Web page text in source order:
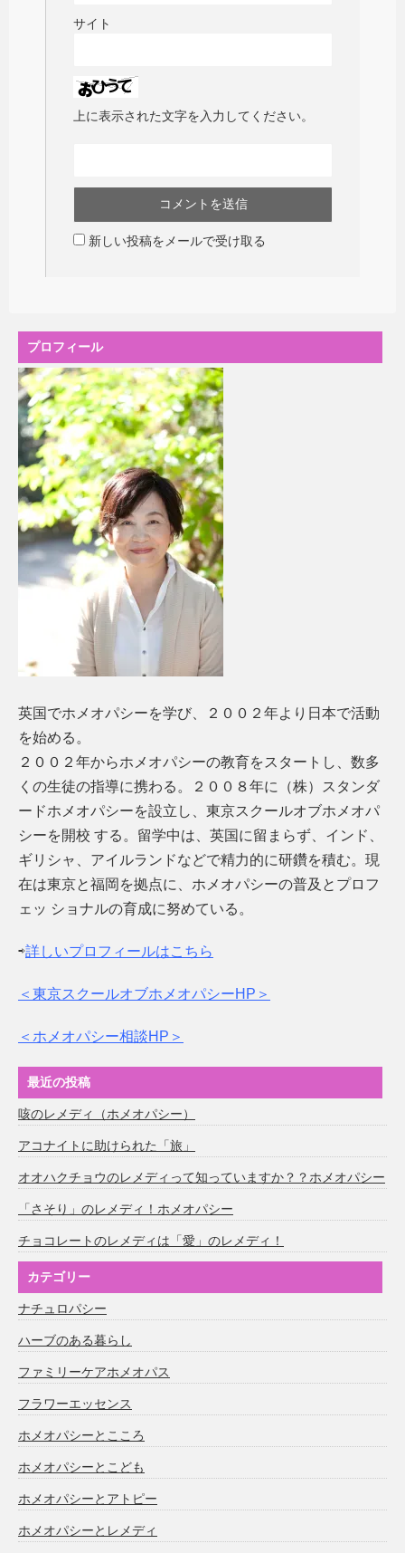
サイト
上に表示された文字を入力してください。
新しい投稿をメールで受け取る
プロフィール
英国でホメオパシーを学び、２００２年より日本で活動
を始める。
２００２年からホメオパシーの教育をスタートし、数多
くの生徒の指導に携わる。２００８年に（株）スタンダ
ードホメオパシーを設立し、東京スクールオブホメオパ
シーを開校 する。留学中は、英国に留まらず、インド、
ギリシャ、アイルランドなどで精力的に研鑽を積む。現
在は東京と福岡を拠点に、ホメオパシーの普及とプロフ
ェッ ショナルの育成に努めている。
⇨詳しいプロフィールはこちら
＜東京スクールオブホメオパシーHP＞
＜ホメオパシー相談HP＞
最近の投稿
咳のレメディ（ホメオパシー）
アコナイトに助けられた「旅」
オオハクチョウのレメディって知っていますか？？ホメオパシー
「さそり」のレメディ！ホメオパシー
チョコレートのレメディは「愛」のレメディ！
カテゴリー
ナチュロパシー
ハーブのある暮らし
ファミリーケアホメオパス
フラワーエッセンス
ホメオパシーとこころ
ホメオパシーとこども
ホメオパシーとアトピー
ホメオパシーとレメディ